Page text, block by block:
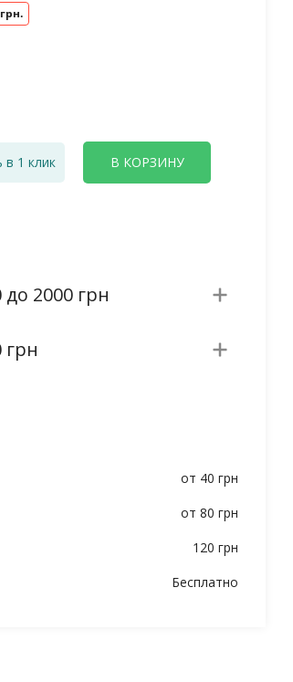
в 1 клик В КОРЗИНУ
до 2000 грн
грн
от 40 грн
от 80 грн
120 грн
Бесплатно